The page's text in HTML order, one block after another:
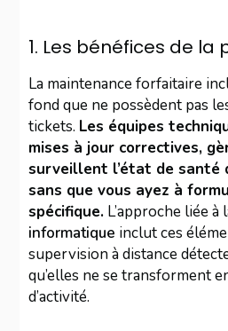
1. Les bénéfices de la
La maintenance forfaitaire
fond que ne possèdent pas
tickets. Les équipes
mises à jour correctives,
surveillent l’état de santé
sans que vous ayez à
spécifique. L’approche liée à
informatique inclut ces
supervision à distance
qu’elles ne se transforment
d’activité.